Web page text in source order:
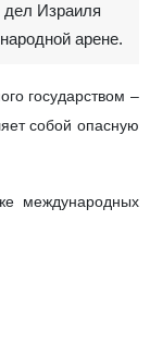
Израиля
арене.
государством –
собой опасную
международных